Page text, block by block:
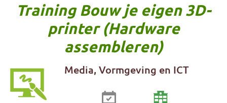
Training Bouw je eigen 3D-
printer (Hardware
assembleren)
Media, Vormgeving en ICT